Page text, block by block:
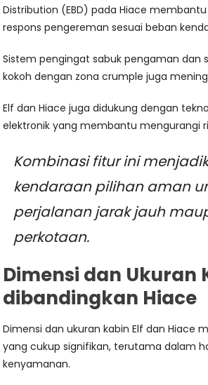
Distribution (EBD) pada Hiace
respons pengereman sesuai beban
Sistem pengingat sabuk pengaman dan
kokoh dengan zona crumple juga
Elf dan Hiace juga didukung dengan
elektronik yang membantu mengurangi
Kombinasi fitur ini
kendaraan pilihan aman
perjalanan jarak jauh
perkotaan.
Dimensi dan Ukuran
dibandingkan Hiace
Dimensi dan ukuran kabin Elf dan Hiace
yang cukup signifikan, terutama dalam
kenyamanan.